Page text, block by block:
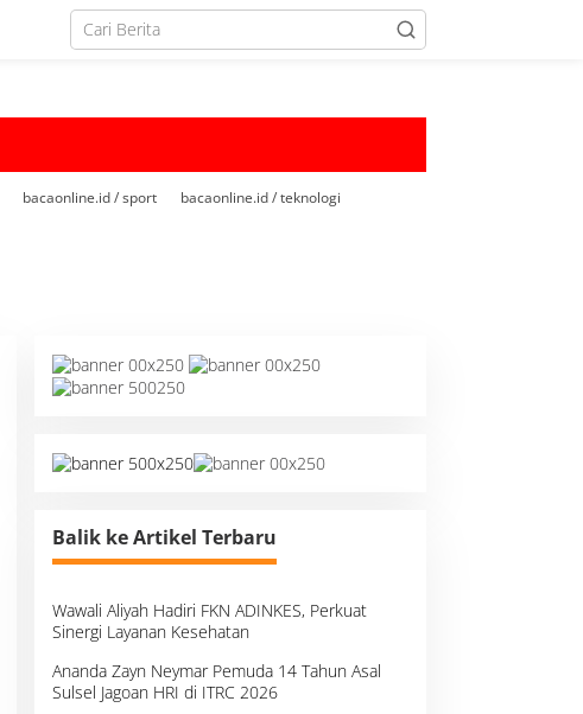
bacaonline.id / sport bacaonline.id / teknologi
Balik ke Artikel Terbaru
Wawali Aliyah Hadiri FKN ADINKES, Perkuat
Sinergi Layanan Kesehatan
Ananda Zayn Neymar Pemuda 14 Tahun Asal
Sulsel Jagoan HRI di ITRC 2026